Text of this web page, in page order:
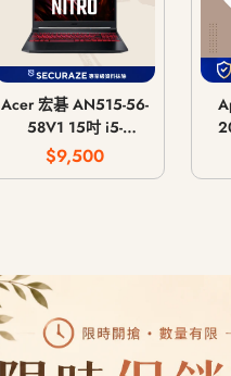
Acer 宏碁 AN515-56-
58V1 15吋 i5-
11300H 8G 512G
GTX 1650 4G
$9,500